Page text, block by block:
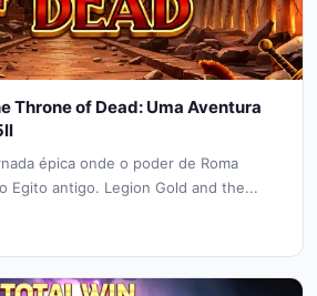
Throne of Dead: Uma Aventura
épica onde o poder de Roma
Egito antigo. Legion Gold and the...